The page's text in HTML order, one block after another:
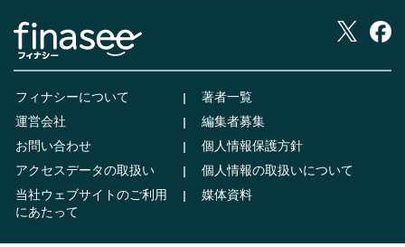
フィナシーについて
著者一覧
運営会社
編集者募集
お問い合わせ
個人情報保護方針
アクセスデータの取扱い
個人情報の取扱いについて
当社ウェブサイトのご利用
にあたって
媒体資料